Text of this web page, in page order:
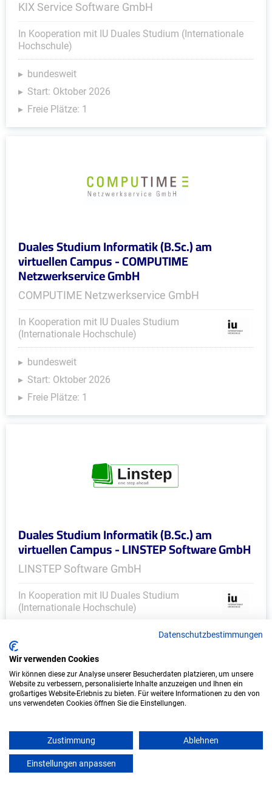
KIX Service Software GmbH
In Kooperation mit IU Duales Studium (Internationale
Hochschule)
bundesweit
Start: Oktober 2026
Freie Plätze: 1
Duales Studium Informatik (B.Sc.) am
virtuellen Campus - COMPUTIME
Netzwerkservice GmbH
COMPUTIME Netzwerkservice GmbH
In Kooperation mit IU Duales Studium
(Internationale Hochschule)
bundesweit
Start: Oktober 2026
Freie Plätze: 1
Duales Studium Informatik (B.Sc.) am
virtuellen Campus - LINSTEP Software GmbH
LINSTEP Software GmbH
In Kooperation mit IU Duales Studium
(Internationale Hochschule)
Start: Oktober 2026
Freie Plätze: 1
Weitere Ausbildungsplätze
Datenschutzbestimmungen
Wir verwenden Cookies
Wir können diese zur Analyse unserer Besucherdaten platzieren, um unsere
Website zu verbessern, personalisierte Inhalte anzuzeigen und Ihnen ein
großartiges Website-Erlebnis zu bieten. Für weitere Informationen zu den von
uns verwendeten Cookies öffnen Sie die Einstellungen.
Zustimmung Ablehnen
Einstellungen anpassen